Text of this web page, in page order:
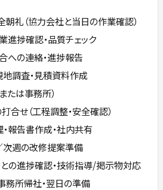
礼（協力会社と当日の作業確認）
捗確認・品質チェック
への連絡・進捗報告
調査・見積資料作成
は事務所）
せ（工程調整・安全確認）
報告書作成・社内共有
週の改修提案準備
の進捗確認・技術指導/掲示物対応
所帰社・翌日の準備